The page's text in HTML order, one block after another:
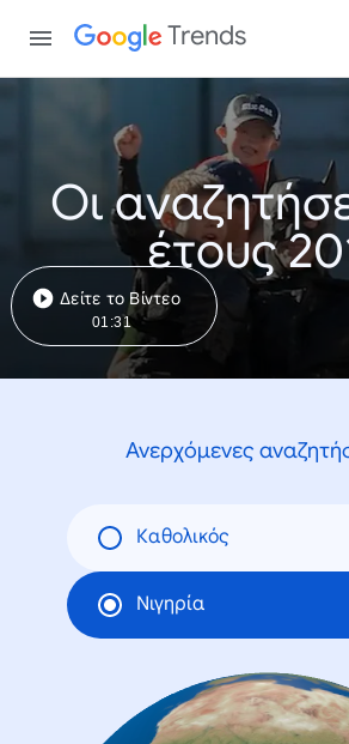
Trends
Οι
έτους
Δείτε το Βίντεο
01:31
Ανερχόμενες
Καθολικός
Νιγηρία